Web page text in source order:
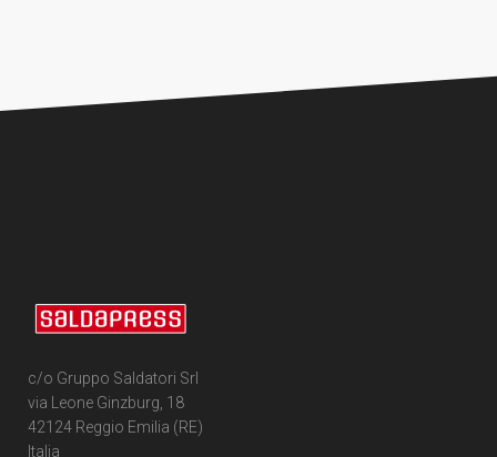
c/o Gruppo Saldatori Srl
via Leone Ginzburg, 18
42124 Reggio Emilia (RE)
Italia